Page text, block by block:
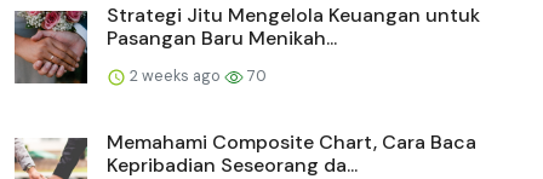
Strategi Jitu Mengelola Keuangan untuk
Pasangan Baru Menikah...
2 weeks ago 70
Memahami Composite Chart, Cara Baca
Kepribadian Seseorang da...